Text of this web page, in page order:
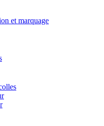
et marquage